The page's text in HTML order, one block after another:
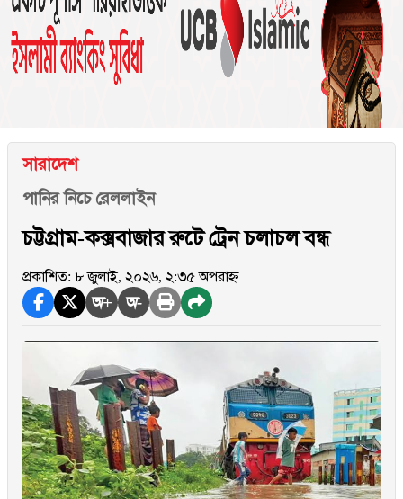
সারাদেশ
পানির নিচে রেললাইন
চট্টগ্রাম-কক্সবাজার রুটে ট্রেন চলাচল বন্ধ
প্রকাশিত: ৮ জুলাই, ২০২৬, ২:৩৫ অপরাহ্ন
অ+ অ-